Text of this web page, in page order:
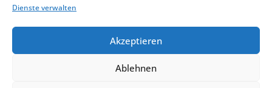
Dienste verwalten
Akzeptieren
Ablehnen
Kontakt
Impressum